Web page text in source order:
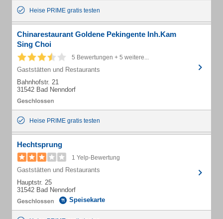
Heise PRIME gratis testen
Chinarestaurant Goldene Pekingente Inh.Kam
Sing Choi
5 Bewertungen + 5 weitere...
Gaststätten und Restaurants
Bahnhofstr. 21
31542 Bad Nenndorf
Heise PRIME gratis testen
Hechtsprung
1 Yelp-Bewertung
Gaststätten und Restaurants
Hauptstr. 25
31542 Bad Nenndorf
Speisekarte